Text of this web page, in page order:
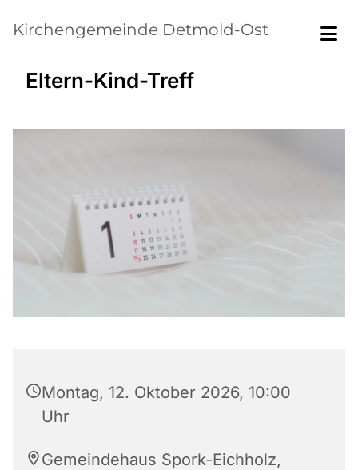
Kirchengemeinde Detmold-Ost
Eltern-Kind-Treff
Montag, 12. Oktober 2026, 10:00
Uhr
Gemeindehaus Spork-Eichholz,